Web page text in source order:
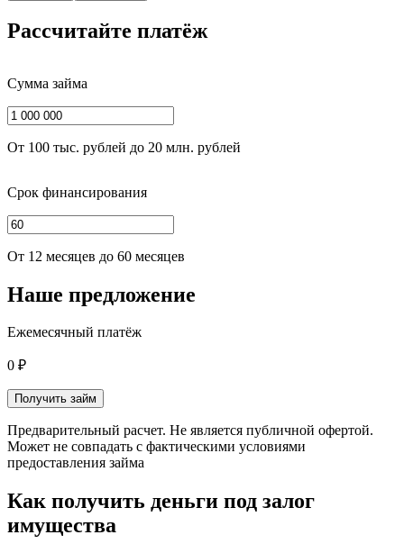
Рассчитайте платёж
Сумма займа
От 100 тыс. рублей до 20 млн. рублей
Срок финансирования
От 12 месяцев до 60 месяцев
Наше предложение
Ежемесячный платёж
0 ₽
Получить займ
Предварительный расчет. Не является публичной офертой.
Может не совпадать с фактическими условиями
предоставления займа
Как получить деньги под залог
имущества